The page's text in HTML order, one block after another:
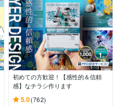
初めての方歓迎！【感性的＆信頼
感】なチラシ作ります
5.0(762)